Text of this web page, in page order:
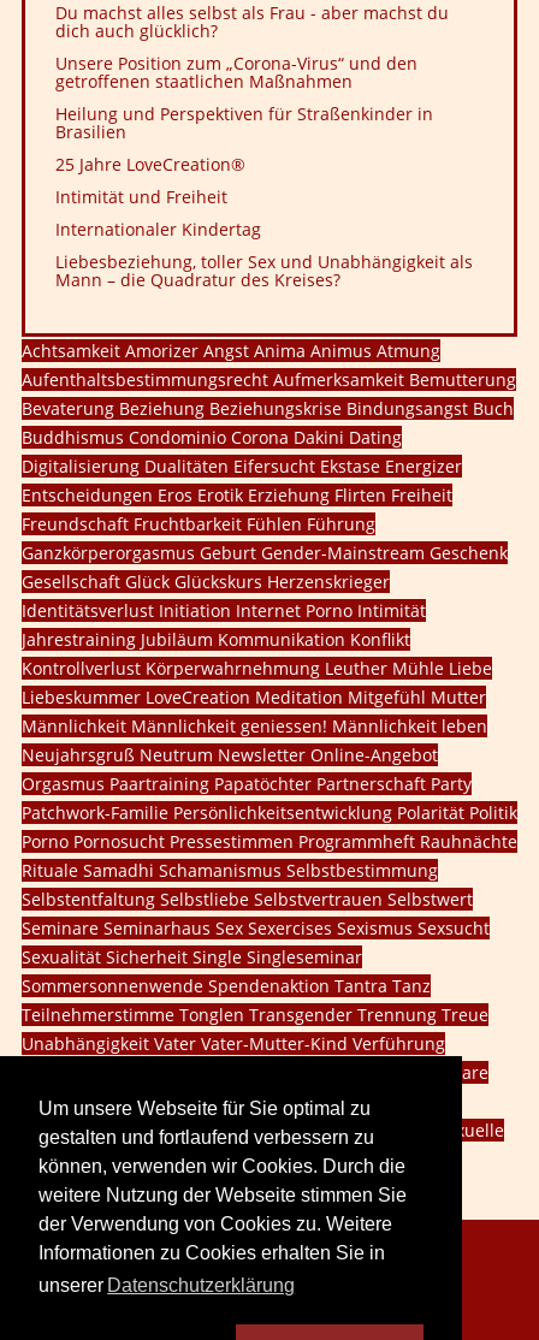
Um unsere Webseite für Sie optimal zu
gestalten und fortlaufend verbessern zu
können, verwenden wir Cookies. Durch die
weitere Nutzung der Webseite stimmen Sie
der Verwendung von Cookies zu. Weitere
Informationen zu Cookies erhalten Sie in
unserer Datenschutzerklärung
Du machst alles selbst als Frau - aber machst du
dich auch glücklich?
Unsere Position zum „Corona-Virus“ und den
getroffenen staatlichen Maßnahmen
Heilung und Perspektiven für Straßenkinder in
Brasilien
25 Jahre LoveCreation®
Intimität und Freiheit
Internationaler Kindertag
Liebesbeziehung, toller Sex und Unabhängigkeit als
Mann – die Quadratur des Kreises?
Achtsamkeit Amorizer Angst Anima Animus Atmung
Aufenthaltsbestimmungsrecht Aufmerksamkeit Bemutterung
Bevaterung Beziehung Beziehungskrise Bindungsangst Buch
Buddhismus Condominio Corona Dakini Dating
Digitalisierung Dualitäten Eifersucht Ekstase Energizer
Entscheidungen Eros Erotik Erziehung Flirten Freiheit
Freundschaft Fruchtbarkeit Fühlen Führung
Ganzkörperorgasmus Geburt Gender-Mainstream Geschenk
Gesellschaft Glück Glückskurs Herzenskrieger
Identitätsverlust Initiation Internet Porno Intimität
Jahrestraining Jubiläum Kommunikation Konflikt
Kontrollverlust Körperwahrnehmung Leuther Mühle Liebe
Liebeskummer LoveCreation Meditation Mitgefühl Mutter
Männlichkeit Männlichkeit geniessen! Männlichkeit leben
Neujahrsgruß Neutrum Newsletter Online-Angebot
Orgasmus Paartraining Papatöchter Partnerschaft Party
Patchwork-Familie Persönlichkeitsentwicklung Polarität Politik
Porno Pornosucht Pressestimmen Programmheft Rauhnächte
Rituale Samadhi Schamanismus Selbstbestimmung
Selbstentfaltung Selbstliebe Selbstvertrauen Selbstwert
Seminare Seminarhaus Sex Sexercises Sexismus Sexsucht
Sexualität Sicherheit Single Singleseminar
Sommersonnenwende Spendenaktion Tantra Tanz
Teilnehmerstimme Tonglen Transgender Trennung Treue
Unabhängigkeit Vater Vater-Mutter-Kind Verführung
Webinare
WeiblichkeitWeiblichkeit lebenWillensschulung
Wintersonnenwendedritte Geschlechtinnere Kind
sexuelle
Problemesocial media
Datenschutz